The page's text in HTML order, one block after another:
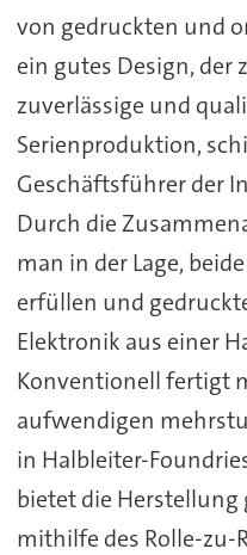
von gedruckten und
ein gutes Design, der
zuverlässige und
Serienproduktion,
Geschäftsführer der
Durch die
man in der Lage,
erfüllen und
Elektronik aus einer
Konventionell fertigt
aufwendigen
in Halbleiter-
bietet die Herstellung
mithilfe des Rolle-zu-